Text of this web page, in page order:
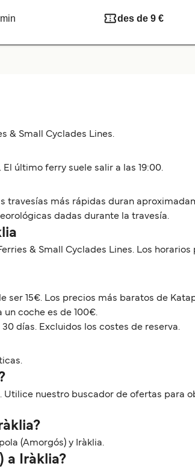
des de 9 €
& Small Cyclades Lines.
último ferry suele salir a las 19:00.
travesías más rápidas duran
dadas durante la travesía.
& Small Cyclades Lines. Los
15€. Los precios más baratos de
coche es de 100€.
días. Excluidos los costes de reserva.
Utilice nuestro buscador de ofertas para
(Amorgós) y Iràklia.
a Iràklia?